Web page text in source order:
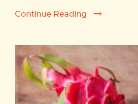
Continue Reading